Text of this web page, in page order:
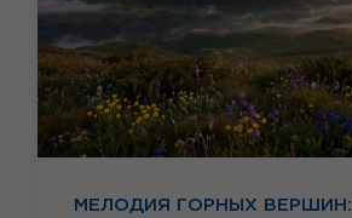
МЕЛОДИЯ ГОРНЫХ ВЕРШИН: